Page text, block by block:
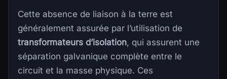
Cette absence de liaison à la terre est
généralement assurée par l’utilisation de
transformateurs d’isolation, qui assurent une
séparation galvanique complète entre le
circuit et la masse physique. Ces